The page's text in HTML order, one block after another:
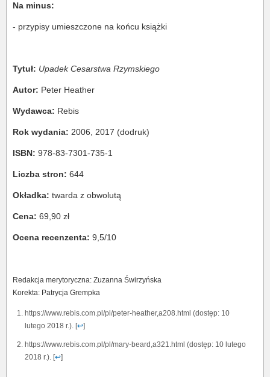
Na minus:
- przypisy umieszczone na końcu książki
Tytuł: Upadek Cesarstwa Rzymskiego
Autor: Peter Heather
Wydawca: Rebis
Rok wydania: 2006, 2017 (dodruk)
ISBN: 978-83-7301-735-1
Liczba stron: 644
Okładka: twarda z obwolutą
Cena: 69,90 zł
Ocena recenzenta: 9,5/10
Redakcja merytoryczna: Zuzanna Świrzyńska
Korekta: Patrycja Grempka
https://www.rebis.com.pl/pl/peter-heather,a208.html (dostęp: 10
lutego 2018 r.). [↩]
https://www.rebis.com.pl/pl/mary-beard,a321.html (dostęp: 10 lutego
2018 r.). [↩]